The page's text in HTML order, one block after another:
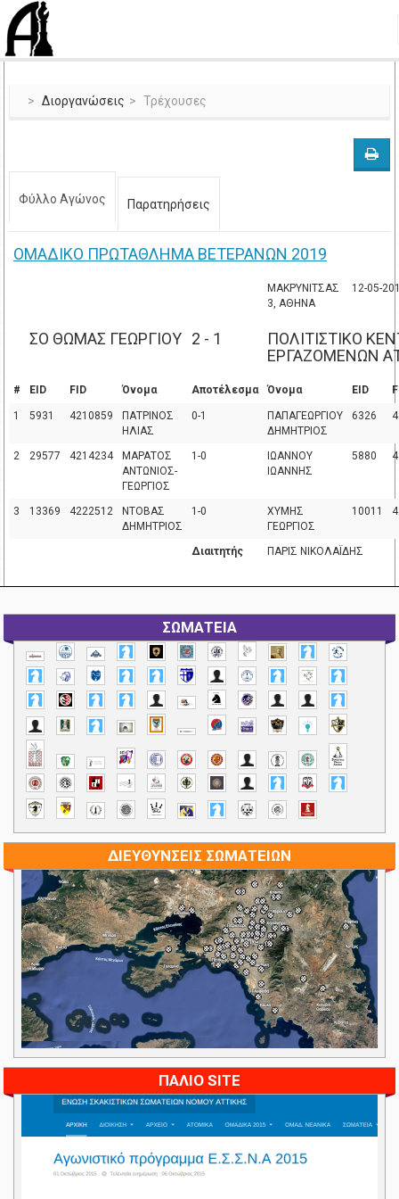
Διοργανώσεις Τρέχουσες
Φύλλο Αγώνος Παρατηρήσεις
ΟΜΑΔΙΚΟ ΠΡΩΤΑΘΛΗΜΑ ΒΕΤΕΡΑΝΩΝ 2019
ΜΑΚΡΥΝΙΤΣΑΣ
3, ΑΘΗΝΑ
12-05-
ΣΟ ΘΩΜΑΣ ΓΕΩΡΓΙΟΥ 2 - 1
ΠΟΛΙΤΙΣΤΙΚΟ
ΕΡΓΑΖΟΜΕΝΩΝ
# EID FID Όνομα Αποτέλεσμα Όνομα EID
1 5931 4210859
ΠΑΤΡΙΝΟΣ
ΗΛΙΑΣ
0-1
ΠΑΠΑΓΕΩΡΓΙΟΥ
ΔΗΜΗΤΡΙΟΣ
6326
2 29577 4214234
ΜΑΡΑΤΟΣ
ΑΝΤΩΝΙΟΣ-
ΓΕΩΡΓΙΟΣ
1-0
ΙΩΑΝΝΟΥ
ΙΩΑΝΝΗΣ
5880
3 13369 4222512
ΝΤΟΒΑΣ
ΔΗΜΗΤΡΙΟΣ
1-0
ΧΥΜΗΣ
ΓΕΩΡΓΙΟΣ
10011
Διαιτητής ΠΑΡΙΣ ΝΙΚΟΛΑΪΔΗΣ
ΣΩΜΑΤΕΙΑ
ΔΙΕΥΘΥΝΣΕΙΣ ΣΩΜΑΤΕΙΩΝ
ΠΑΛΙΟ SITE